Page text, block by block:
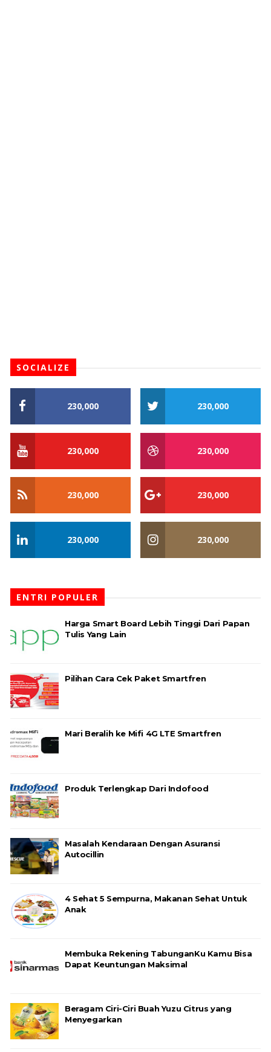
SOCIALIZE
230,000 230,000
230,000 230,000
230,000 230,000
230,000 230,000
ENTRI POPULER
Harga Smart Board Lebih Tinggi Dari Papan
Tulis Yang Lain
Pilihan Cara Cek Paket Smartfren
Mari Beralih ke Mifi 4G LTE Smartfren
Produk Terlengkap Dari Indofood
Masalah Kendaraan Dengan Asuransi
Autocillin
4 Sehat 5 Sempurna, Makanan Sehat Untuk
Anak
Membuka Rekening TabunganKu Kamu Bisa
Dapat Keuntungan Maksimal
Beragam Ciri-Ciri Buah Yuzu Citrus yang
Menyegarkan